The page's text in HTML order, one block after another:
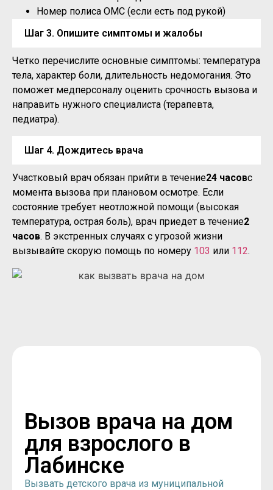
Номер полиса ОМС (если есть под рукой)
Шаг 3. Опишите симптомы и жалобы
Четко перечислите основные симптомы: температура
тела, характер боли, длительность недомогания. Это
поможет медперсоналу оценить срочность вызова и
направить нужного специалиста (терапевта,
педиатра).
Шаг 4. Дождитесь врача
Участковый врач обязан прийти в течение24 часовс
момента вызова при плановом осмотре. Если
состояние требует неотложной помощи (высокая
температура, острая боль), врач приедет в течение2
часов. В экстренных случаях с угрозой жизни
вызывайте скорую помощь по номеру 103 или 112.
Вызов врача на дом
для взрослого в
Лабинске
Вызвать детского врача из муниципальной